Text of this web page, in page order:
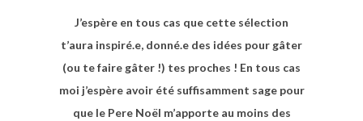
J’espère en tous cas que cette sélection
t’aura inspiré.e, donné.e des idées pour gâter
(ou te faire gâter !) tes proches ! En tous cas
moi j’espère avoir été suffisamment sage pour
que le Pere Noël m’apporte au moins des